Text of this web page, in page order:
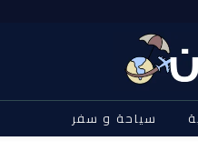
سياحة و سفر